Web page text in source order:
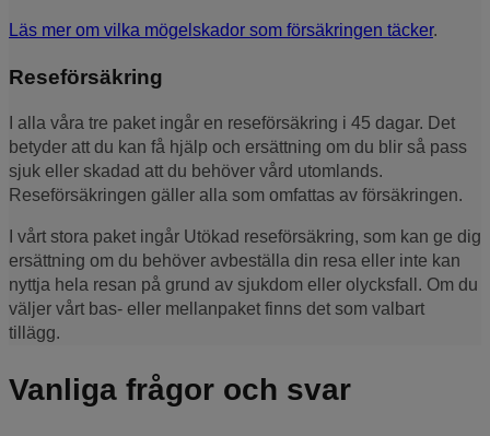
Läs mer om vilka mögelskador som försäkringen täcker.
Reseförsäkring
I alla våra tre paket ingår en reseförsäkring i 45 dagar. Det
betyder att du kan få hjälp och ersättning om du blir så pass
sjuk eller skadad att du behöver vård utomlands.
Reseförsäkringen gäller alla som omfattas av försäkringen.
I vårt stora paket ingår Utökad reseförsäkring, som kan ge dig
ersättning om du behöver avbeställa din resa eller inte kan
nyttja hela resan på grund av sjukdom eller olycksfall. Om du
väljer vårt bas- eller mellanpaket finns det som valbart
tillägg.
Vanliga frågor och svar